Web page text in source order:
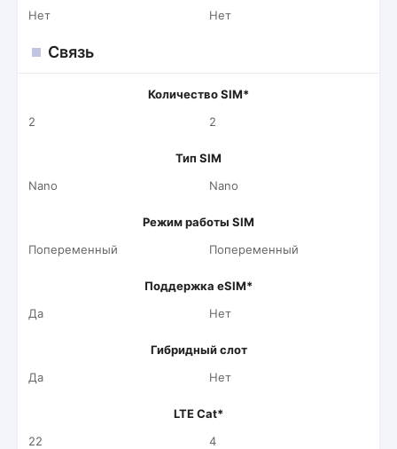
Нет
Нет
Связь
Количество SIM*
2
2
Тип SIM
Nano
Nano
Режим работы SIM
Попеременный
Попеременный
Поддержка eSIM*
Да
Нет
Гибридный слот
Да
Нет
LTE Cat*
22
4